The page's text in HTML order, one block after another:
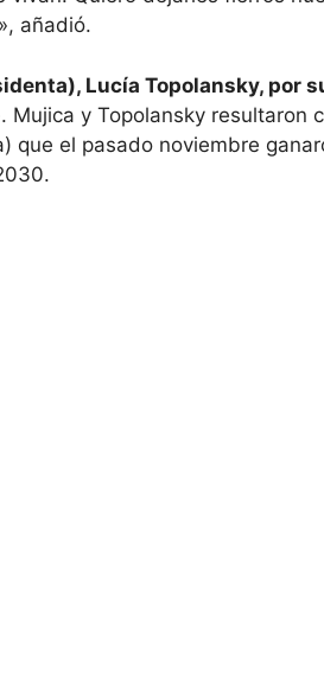
añadió.
Lucía Topolansky, por
. Mujica y Topolansky resultaron
que el pasado noviembre